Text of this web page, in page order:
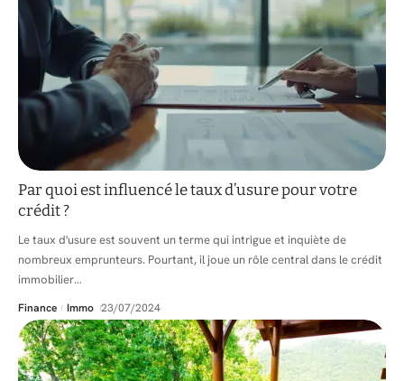
Par quoi est influencé le taux d’usure pour votre
crédit ?
Le taux d'usure est souvent un terme qui intrigue et inquiète de
nombreux emprunteurs. Pourtant, il joue un rôle central dans le crédit
immobilier…
Finance Immo 23/07/2024